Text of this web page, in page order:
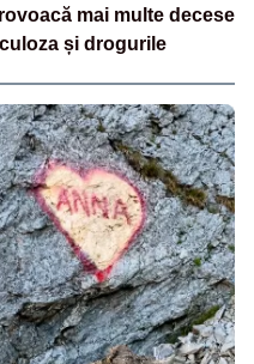
mai multe decese
și drogurile